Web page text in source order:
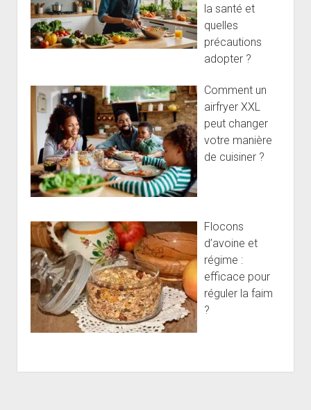
la santé et
quelles
précautions
adopter ?
Comment un
airfryer XXL
peut changer
votre manière
de cuisiner ?
Flocons
d’avoine et
régime :
efficace pour
réguler la faim
?